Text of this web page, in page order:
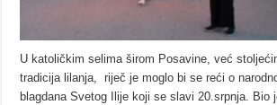
U katoličkim selima širom Posavine, već
tradicija lilanja, riječ je moglo bi se reći o
blagdana Svetog Ilije koji se slavi 20.srpnja. Bio